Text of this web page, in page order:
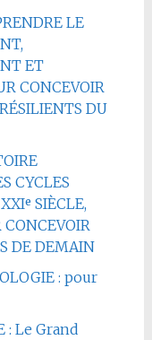
LE
ET
CONCEVOIR
DU
CYCLES
SIÈCLE,
CONCEVOIR
DE DEMAIN
: pour
: Le Grand